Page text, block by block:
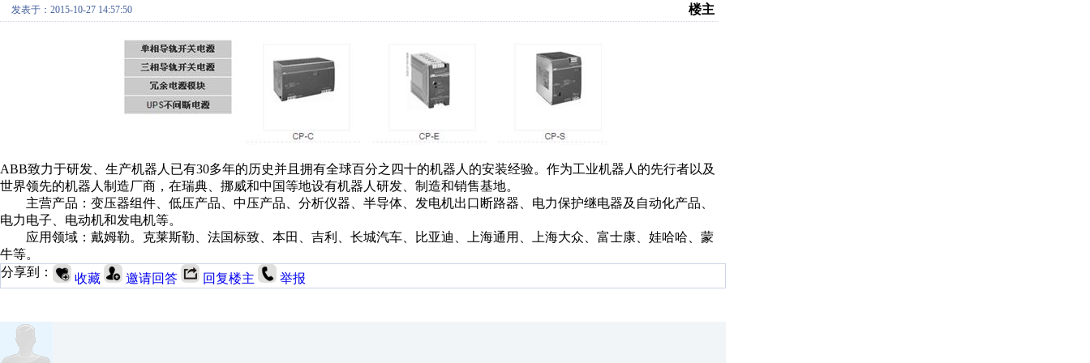
发表于：2015-10-27 14:57:50 楼主
ABB致力于研发、生产机器人已有30多年的历史并且拥有全球百分之四十的机器人的安装经验。作为工业机器人的先行者以及
世界领先的机器人制造厂商，在瑞典、挪威和中国等地设有机器人研发、制造和销售基地。
主营产品：变压器组件、低压产品、中压产品、分析仪器、半导体、发电机出口断路器、电力保护继电器及自动化产品、
电力电子、电动机和发电机等。
应用领域：戴姆勒。克莱斯勒、法国标致、本田、吉利、长城汽车、比亚迪、上海通用、上海大众、富士康、娃哈哈、蒙
牛等。
分享到：
收藏 邀请回答 回复楼主 举报